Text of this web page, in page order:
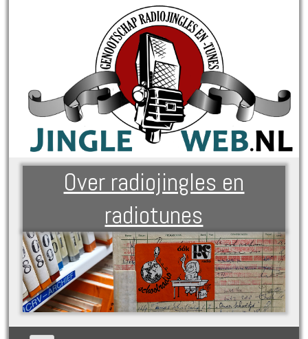
Over radiojingles en
radiotunes